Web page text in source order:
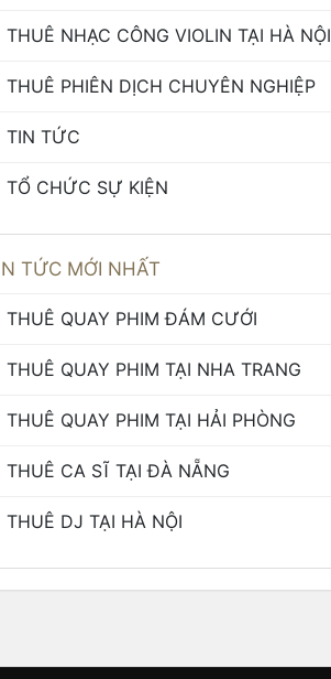
THUÊ NHẠC CÔNG VIOLIN TẠI HÀ NỘI
THUÊ PHIÊN DỊCH CHUYÊN NGHIỆP
TIN TỨC
TỔ CHỨC SỰ KIỆN
TỨC MỚI NHẤT
THUÊ QUAY PHIM ĐÁM CƯỚI
THUÊ QUAY PHIM TẠI NHA TRANG
THUÊ QUAY PHIM TẠI HẢI PHÒNG
THUÊ CA SĨ TẠI ĐÀ NẴNG
THUÊ DJ TẠI HÀ NỘI